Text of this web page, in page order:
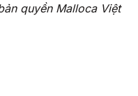
quyền Malloca Việt